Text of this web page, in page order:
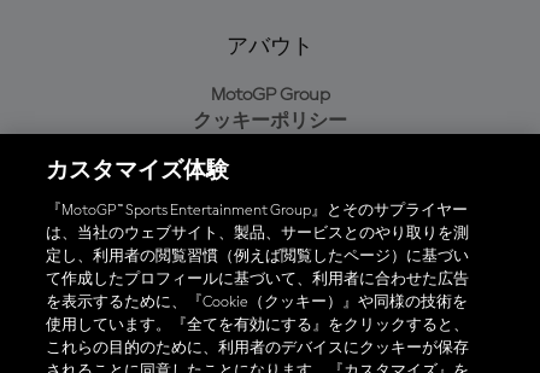
アバウト
MotoGP Group
クッキーポリシー
プライバシーポリシー
購入ポリシー
オフィシャルアプリ
カスタマイズ体験
『MotoGP™ Sports Entertainment Group』とそのサプライヤー
は、当社のウェブサイト、製品、サービスとのやり取りを測
定し、利用者の閲覧習慣（例えば閲覧したページ）に基づい
て作成したプロフィールに基づいて、利用者に合わせた広告
を表示するために、『Cookie（クッキー）』や同様の技術を
使用しています。『全てを有効にする』をクリックすると、
これらの目的のために、利用者のデバイスにクッキーが保存